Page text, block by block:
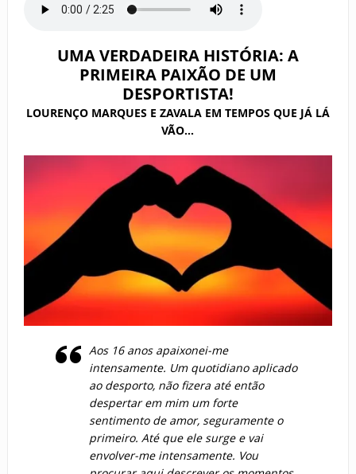
UMA VERDADEIRA HISTÓRIA: A
PRIMEIRA PAIXÃO DE UM
DESPORTISTA!
LOURENÇO MARQUES E ZAVALA EM TEMPOS QUE JÁ LÁ
VÃO…
Aos 16 anos apaixonei-me
intensamente. Um quotidiano aplicado
ao desporto, não fizera até então
despertar em mim um forte
sentimento de amor, seguramente o
primeiro. Até que ele surge e vai
envolver-me intensamente. Vou